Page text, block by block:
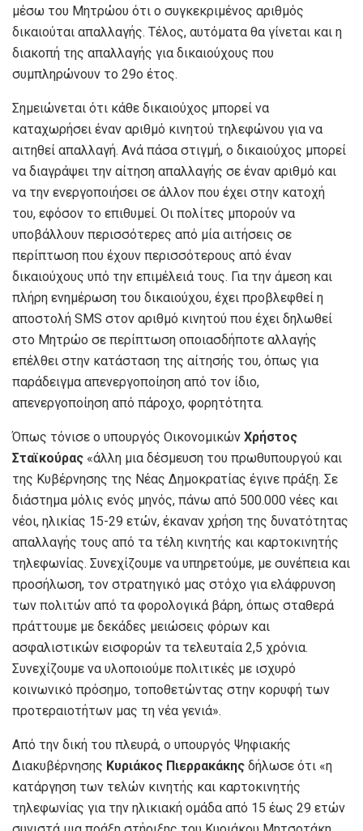
μέσω του Μητρώου ότι ο συγκεκριμένος αριθμός
δικαιούται απαλλαγής. Τέλος, αυτόματα θα γίνεται και η
διακοπή της απαλλαγής για δικαιούχους που
συμπληρώνουν το 29ο έτος.
Σημειώνεται ότι κάθε δικαιούχος μπορεί να
καταχωρήσει έναν αριθμό κινητού τηλεφώνου για να
αιτηθεί απαλλαγή. Ανά πάσα στιγμή, ο δικαιούχος μπορεί
να διαγράψει την αίτηση απαλλαγής σε έναν αριθμό και
να την ενεργοποιήσει σε άλλον που έχει στην κατοχή
του, εφόσον το επιθυμεί. Οι πολίτες μπορούν να
υποβάλλουν περισσότερες από μία αιτήσεις σε
περίπτωση που έχουν περισσότερους από έναν
δικαιούχους υπό την επιμέλειά τους. Για την άμεση και
πλήρη ενημέρωση του δικαιούχου, έχει προβλεφθεί η
αποστολή SMS στον αριθμό κινητού που έχει δηλωθεί
στο Μητρώο σε περίπτωση οποιασδήποτε αλλαγής
επέλθει στην κατάσταση της αίτησής του, όπως για
παράδειγμα απενεργοποίηση από τον ίδιο,
απενεργοποίηση από πάροχο, φορητότητα.
Όπως τόνισε ο υπουργός Οικονομικών Χρήστος
Σταϊκούρας «άλλη μια δέσμευση του πρωθυπουργού και
της Κυβέρνησης της Νέας Δημοκρατίας έγινε πράξη. Σε
διάστημα μόλις ενός μηνός, πάνω από 500.000 νέες και
νέοι, ηλικίας 15-29 ετών, έκαναν χρήση της δυνατότητας
απαλλαγής τους από τα τέλη κινητής και καρτοκινητής
τηλεφωνίας. Συνεχίζουμε να υπηρετούμε, με συνέπεια και
προσήλωση, τον στρατηγικό μας στόχο για ελάφρυνση
των πολιτών από τα φορολογικά βάρη, όπως σταθερά
πράττουμε με δεκάδες μειώσεις φόρων και
ασφαλιστικών εισφορών τα τελευταία 2,5 χρόνια.
Συνεχίζουμε να υλοποιούμε πολιτικές με ισχυρό
κοινωνικό πρόσημο, τοποθετώντας στην κορυφή των
προτεραιοτήτων μας τη νέα γενιά».
Από την δική του πλευρά, ο υπουργός Ψηφιακής
Διακυβέρνησης Κυριάκος Πιερρακάκης δήλωσε ότι «η
κατάργηση των τελών κινητής και καρτοκινητής
τηλεφωνίας για την ηλικιακή ομάδα από 15 έως 29 ετών